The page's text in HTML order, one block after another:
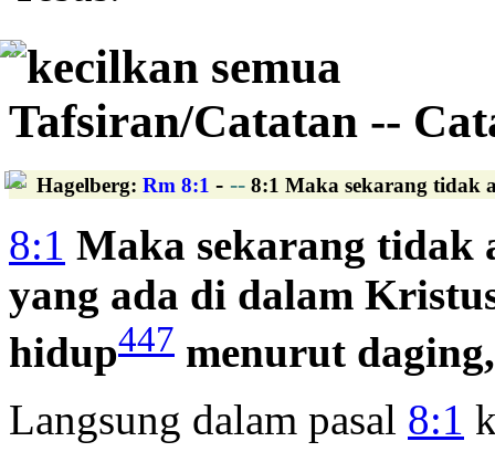
kecilkan semua
Tafsiran/Catatan --
Hagelberg: Rm 8:1 - -- 8:1 Maka sekarang tidak
8:1 Maka sekarang tidak
yang ada di dalam
hidup447 menurut
Langsung dalam pasal 8:1